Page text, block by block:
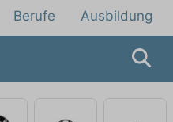
Berufe Ausbildung